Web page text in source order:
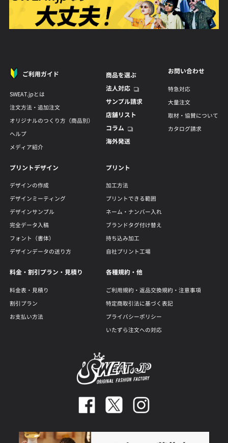
ご利用ガイド
SWEAT.jpとは
注文方法・追加注文
オリジナルのつくり方（商品別）
ヘルプ
メディア紹介
商品を選ぶ
法人対応
サンプル請求
店舗リスト
コラム
海外発送
お問い合わせ
特急対応
大量注文
取材・協賛について
カタログ請求
プリントデザイン
デザインの作成
デザインミーティング
デザインサンプル
完全データ入稿
フォント（書体）
デザインデータの送り方
プリント
加工方法
プリントできる範囲
ネーム・ナンバー入れ
ブランドタグ付け替え
持ち込み加工
自社プリント工場
料金・割引プラン・見積り
料金表・見積り
割引プラン
お支払い方法
各種規約・他
ご利用規約・返品交換規約・注意事項
特定商取引法に基づく表記
プライバシーポリシー
いたずら注文への対応